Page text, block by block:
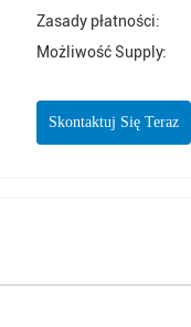
Zasady płatności:
Możliwość Supply:
Skontaktuj Się Teraz